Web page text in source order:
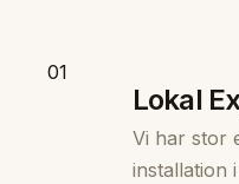
01
Lokal
Vi har stor
installation